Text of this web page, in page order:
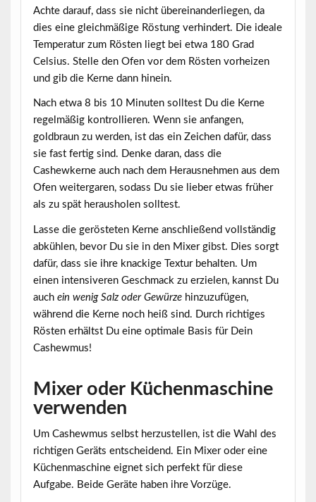
Achte darauf, dass sie nicht übereinanderliegen, da
dies eine gleichmäßige Röstung verhindert.
Die ideale
Temperatur zum Rösten liegt bei etwa 180 Grad
Celsius. Stelle den Ofen vor dem Rösten vorheizen
und gib die Kerne dann hinein.
Nach etwa 8 bis 10 Minuten solltest Du die Kerne
regelmäßig kontrollieren. Wenn sie anfangen,
goldbraun zu werden, ist das ein Zeichen dafür, dass
sie fast fertig sind. Denke daran, dass die
Cashewkerne auch nach dem Herausnehmen aus dem
Ofen weitergaren, sodass Du sie lieber etwas früher
als zu spät herausholen solltest.
Lasse die gerösteten Kerne anschließend vollständig
abkühlen, bevor Du sie in den Mixer gibst. Dies sorgt
dafür, dass sie ihre knackige Textur behalten. Um
einen intensiveren Geschmack zu erzielen, kannst Du
auch ein wenig Salz oder Gewürzehinzuzufügen,
während die Kerne noch heiß sind. Durch richtiges
Rösten erhältst Du eine optimale Basis für Dein
Cashewmus!
Mixer oder Küchenmaschine
verwenden
Um Cashewmus selbst herzustellen, ist die Wahl des
richtigen Geräts entscheidend. Ein Mixer oder eine
Küchenmaschine eignet sich perfekt für diese
Aufgabe. Beide Geräte haben ihre Vorzüge.